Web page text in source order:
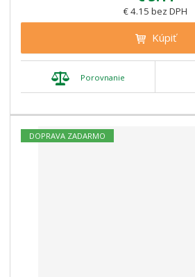
€ 4.15 bez DPH
Kúpiť
Porovnanie
DOPRAVA ZADARMO